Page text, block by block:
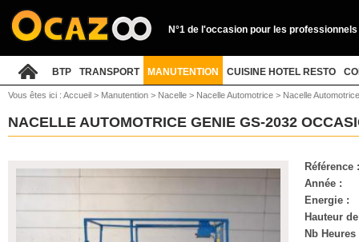
N°1 de l'occasion pour les professionnels
BTP TRANSPORT MANUTENTION CUISINE HOTEL RESTO
Vous êtes ici : Accueil > Manutention > Nacelle > Nacelle Automotrice > Nacelle
NACELLE AUTOMOTRICE GENIE GS-2032
Référence :
Année :
Energie :
Hauteur
Nb Heures